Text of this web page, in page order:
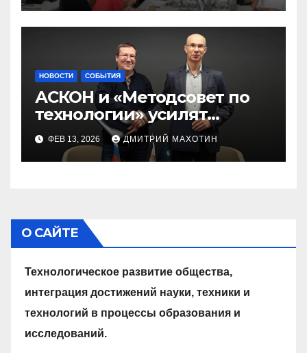
НОВОСТИ СОБЫТИЯ
АСКОН и «Методсовет по
технологии» усилят
инженерное образование в
школах
ФЕВ 13, 2026 ДМИТРИЙ МАХОТИН
О САЙТЕ
Технологическое развитие общества,
интеграция достижений науки, техники и
технологий в процессы образования и
исследований.